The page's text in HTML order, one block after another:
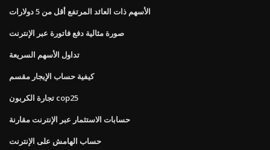
الأسهم ذات العائد المرتفع أقل من 5 دولارات
صورة مثالية دفع فاتورة عبر الإنترنت
تداول الأسهم السريعة
كيفية حساب الإيجار مقسم
تجارة الكربون cop25
حسابات الاستثمار عبر الإنترنت مقارنة
حساب الهامش على الإنترنت